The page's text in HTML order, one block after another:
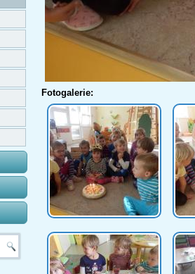
Fotogalerie: